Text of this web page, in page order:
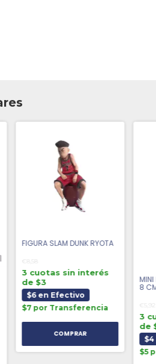
FIGURA SLAM DUNK RYOTA
€8,58
3 cuotas sin interés
de $3
$6 en Efectivo
$7 por Transferencia
MINI
8
€5,92
3
de
$5